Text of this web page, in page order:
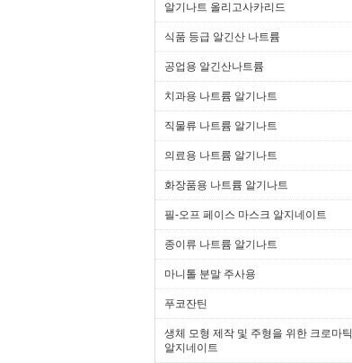
알기나트 올리고사카리드
식품 등급 알긴산 나트륨
공업용 알긴산나트륨
치과용 나트륨 알기나트
직물류 나트륨 알기나트
의료용 나트륨 알기나트
화장품용 나트륨 알기나트
필-오프 페이스 마스크 알지네이트
종이류 나트륨 알기나트
마니톨 분말 주사용
푸코잔틴
생체 모형 제작 및 주형을 위한 크로마틱
알지네이트